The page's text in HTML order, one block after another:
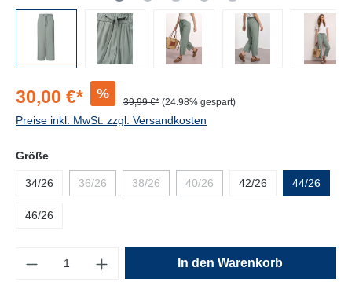
30,00 €* %
39,99 €* (24.98% gespart)
Preise inkl. MwSt. zzgl. Versandkosten
Größe
34/26 36/26 38/26 40/26 42/26 44/26
46/26
In den Warenkorb